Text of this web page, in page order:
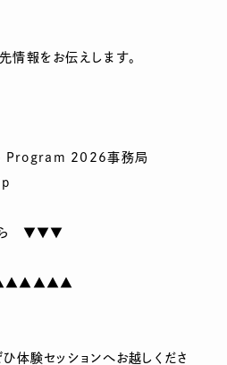
情報をお伝えします。
2026事務局
ら ▼▼▼
体験セッションへお越しくださ